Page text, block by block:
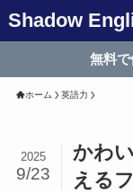
Shadow
無料で
ホーム 英語力
かわ
える
2025
9/23